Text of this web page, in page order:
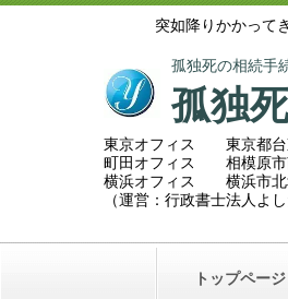
突如降りかかって
孤独死の相続手
孤独
東京オフィス 東京都台
町田オフィス 相模原市
横浜オフィス 横浜市北
（運営：行政書士法人よ
トップページ